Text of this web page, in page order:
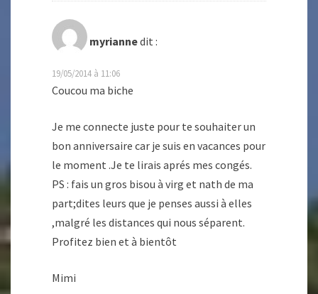
myriannedit :
19/05/2014 à 11:06
Coucou ma biche
Je me connecte juste pour te souhaiter un
bon anniversaire car je suis en vacances pour
le moment .Je te lirais aprés mes congés.
PS : fais un gros bisou à virg et nath de ma
part;dites leurs que je penses aussi à elles
,malgré les distances qui nous séparent.
Profitez bien et à bientôt
Mimi